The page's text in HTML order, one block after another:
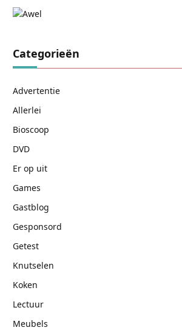
Categorieën
Advertentie
Allerlei
Bioscoop
DVD
Er op uit
Games
Gastblog
Gesponsord
Getest
Knutselen
Koken
Lectuur
Meubels